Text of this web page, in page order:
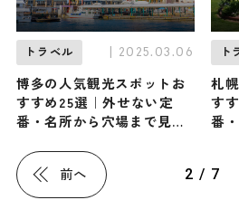
トラベル | 2025.03.06
博多の人気観光スポットお
すすめ25選｜外せない定
番・名所から穴場まで見ど
ト
札
す
番
前へ 2 / 7